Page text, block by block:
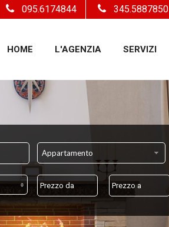
HOME L'AGENZIA SERVIZI
345.5887850
095.6174844
Appartamento